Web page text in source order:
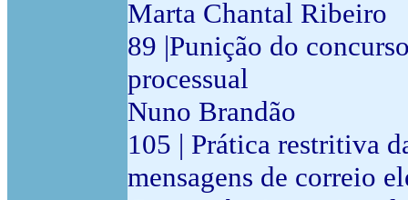
Marta Chantal Ribeiro
89 |Punição do
processual
Nuno Brandão
105 | Prática restritiva
mensagens de correio